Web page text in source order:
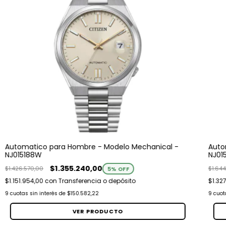
Automatico para Hombre - Modelo Mechanical -
NJ015188W
$1.426.570,00 $1.355.240,00 5% OFF
$1.151.954,00 con Transferencia o depósito
9 cuotas sin interés de $150.582,22
VER PRODUCTO
9